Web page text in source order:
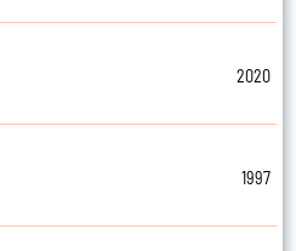
2020
1997